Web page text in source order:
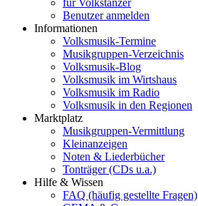
für Volkstänzer
Benutzer anmelden
Informationen
Volksmusik-Termine
Musikgruppen-Verzeichnis
Volksmusik-Blog
Volksmusik im Wirtshaus
Volksmusik im Radio
Volksmusik in den Regionen
Marktplatz
Musikgruppen-Vermittlung
Kleinanzeigen
Noten & Liederbücher
Tonträger (CDs u.a.)
Hilfe & Wissen
FAQ (häufig gestellte Fragen)